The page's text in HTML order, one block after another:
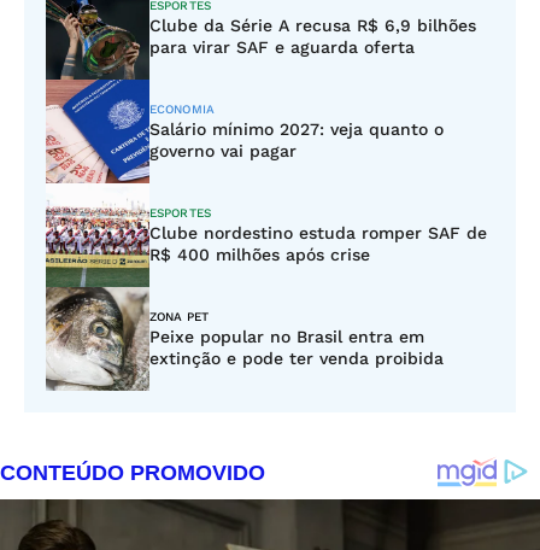
ESPORTES
Clube da Série A recusa R$ 6,9 bilhões
para virar SAF e aguarda oferta
ECONOMIA
Salário mínimo 2027: veja quanto o
governo vai pagar
ESPORTES
Clube nordestino estuda romper SAF de
R$ 400 milhões após crise
ZONA PET
Peixe popular no Brasil entra em
extinção e pode ter venda proibida